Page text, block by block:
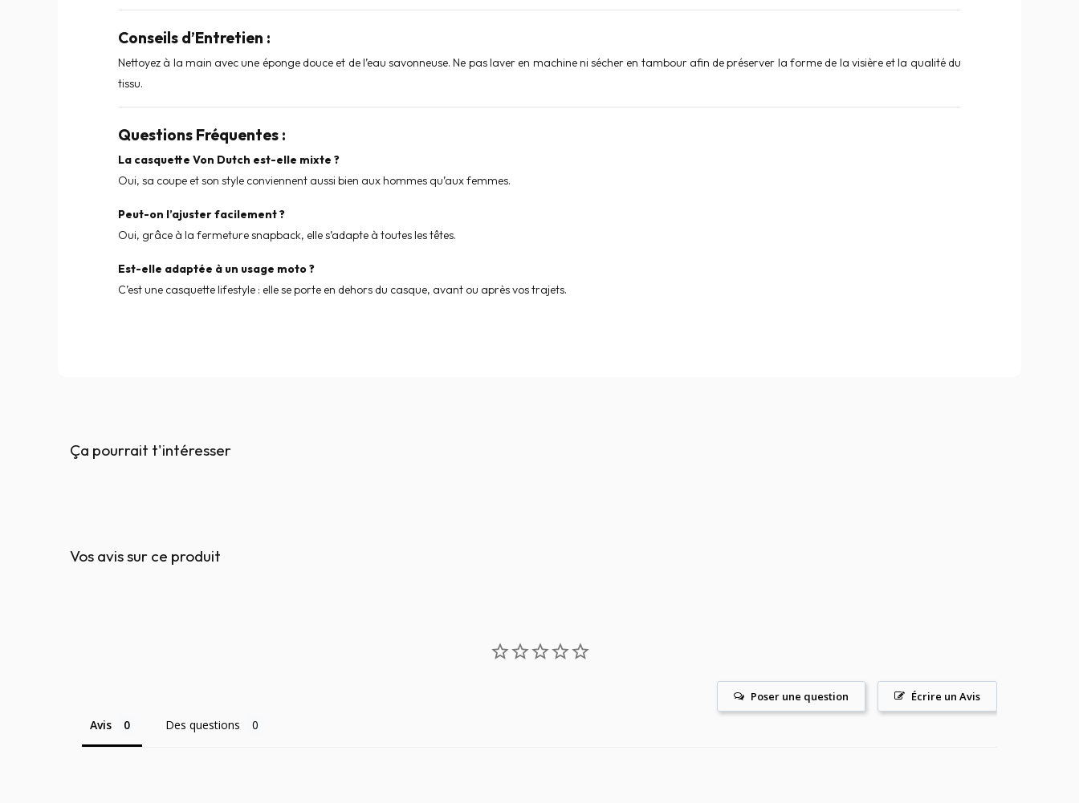
Conseils d’Entretien :
Nettoyez à la main avec une éponge douce et de l’eau savonneuse. Ne pas laver en machine ni sécher en tambour afin de préserver la forme de la visière et la qualité du
tissu.
Questions Fréquentes :
La casquette Von Dutch est-elle mixte ?
Oui, sa coupe et son style conviennent aussi bien aux hommes qu’aux femmes.
Peut-on l’ajuster facilement ?
Oui, grâce à la fermeture snapback, elle s’adapte à toutes les têtes.
Est-elle adaptée à un usage moto ?
C’est une casquette lifestyle : elle se porte en dehors du casque, avant ou après vos trajets.
Ça pourrait t'intéresser
Vos avis sur ce produit
Écrire un Avis
Poser une question
Avis Des questions